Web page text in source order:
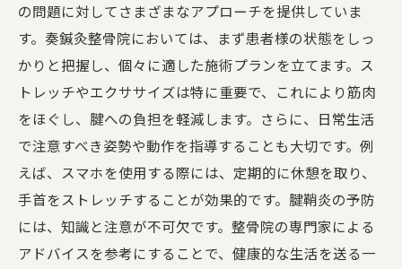
の問題に対してさまざまなアプローチを提供していま
す。奏鍼灸整骨院においては、まず患者様の状態をしっ
かりと把握し、個々に適した施術プランを立てます。ス
トレッチやエクササイズは特に重要で、これにより筋肉
をほぐし、腱への負担を軽減します。さらに、日常生活
で注意すべき姿勢や動作を指導することも大切です。例
えば、スマホを使用する際には、定期的に休憩を取り、
手首をストレッチすることが効果的です。腱鞘炎の予防
には、知識と注意が不可欠です。整骨院の専門家による
アドバイスを参考にすることで、健康的な生活を送る一